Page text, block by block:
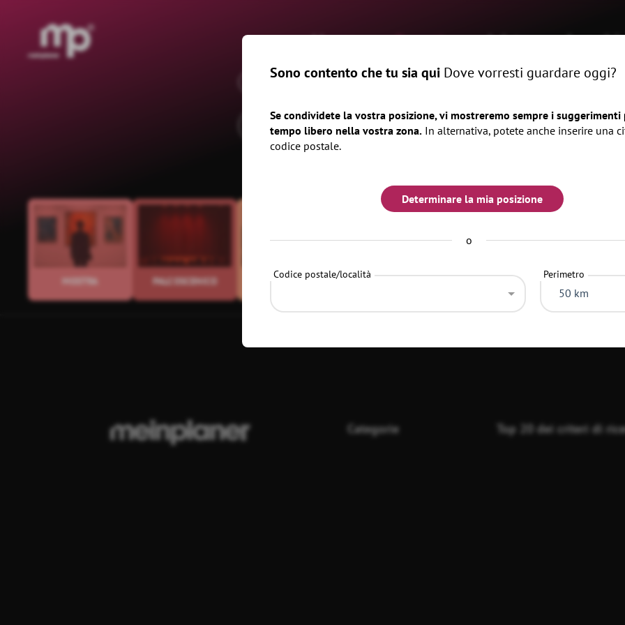
®
Home Eventi rivista Luoghi
Quando x
MOSTRA PALCOSCENICO EVENTI AZIENDALI CIBO E BEVANDE AZIENDA FESTIVAL
Categorie Top 20 dei criteri di
Sono contento che tu sia qui Dove vorresti guardare oggi?
Se condividete la vostra posizione, vi mostreremo sempre i suggerimenti
tempo libero nella vostra zona. In alternativa, potete anche inserire una
codice postale.
Determinare la mia posizione
o
Codice postale/località Perimetro
50 km